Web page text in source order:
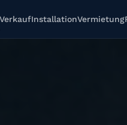
VerkaufInstallationVermietung